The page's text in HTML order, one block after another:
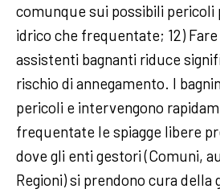
comunque sui possibili pericoli
idrico che frequentate; 12)
assistenti bagnanti riduce
rischio di annegamento. I
pericoli e intervengono
frequentate le spiagge libere
dove gli enti gestori (Comuni,
Regioni) si prendono cura della